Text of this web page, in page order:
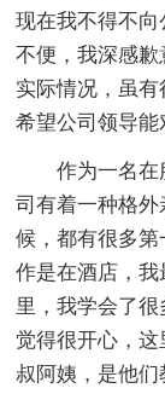
现在我不得不
不便，我深感歉
实际情况，虽有
希望公司领导能
作为一名
司有着一种格
候，都有很多
作是在酒店，
里，我学会了
觉得很开心，
叔阿姨，是他